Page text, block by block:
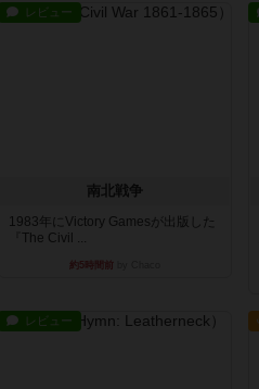
レビュー
南北戦争
1983年にVictory Gamesが出版した
『The Civil ...
約5時間前
レビュー